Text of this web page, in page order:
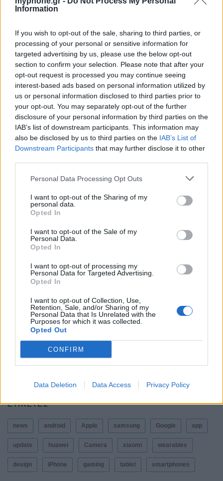
Information
If you wish to opt-out of the sale, sharing to third parties, or
processing of your personal or sensitive information for
targeted advertising by us, please use the below opt-out
section to confirm your selection. Please note that after your
opt-out request is processed you may continue seeing
interest-based ads based on personal information utilized by
us or personal information disclosed to third parties prior to
your opt-out. You may separately opt-out of the further
disclosure of your personal information by third parties on the
IAB’s list of downstream participants. This information may
also be disclosed by us to third parties on the IAB’s List of
Downstream Participants that may further disclose it to other
Personal Data Processing Opt Outs
I want to opt-out of the Sharing of my
personal data.
Opted In
I want to opt-out of the Sale of my
Personal Data.
Opted In
I want to opt-out of processing my
Personal Data for Targeted Advertising.
Opted In
I want to opt-out of Collection, Use,
Retention, Sale, and/or Sharing of my
Personal Data that Is Unrelated with the
Purposes for which it was collected.
Opted Out
CONFIRM
Data Deletion Data Access Privacy Policy
By ΓΙΏΡΓΟΣ ΓΡΊΒΑΣ 1 ημέρα ago
Σε εντυπωσιακή απόχρωση “Dune” το Pixel 11
Pro XL
ByΓΙΏΡΓΟΣ ΓΡΊΒΑΣ 2 ημέρες ago
Motorola: ετοιμάζει δυναμική επιστροφή στα
smartwatches
ByΓΙΏΡΓΟΣ ΓΡΊΒΑΣ 3 ημέρες ago
Η πιο ταξιδιάρικη βαλίτσα του φετινού
By ΓΙΏΡΓΟΣ ΓΡΊΒΑΣ 3 ημέρες ago
Η Vodafone στηρίζει τους συνδρομητές της στο
Ρέθυμνο
«Fortune Global 500»
ByΓΙΏΡΓΟΣ ΓΡΊΒΑΣ 6 ημέρες ago
Ένα foldable ξεπερνά σε ζήτηση τη ναυαρχίδα
της Samsung
ByΓΙΏΡΓΟΣ ΓΡΊΒΑΣ 6 ημέρες ago
ΕΤΙΚΕΤΕΣ
news android Apple samsung Google app
update huawei Camera xiaomi wearables
design iPhone gaming tablet smartphones